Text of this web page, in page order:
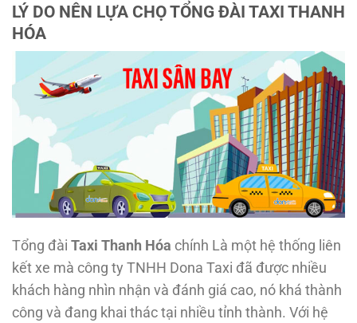
LÝ DO NÊN LỰA CHỌ TỔNG ĐÀI TAXI THANH
HÓA
Tổng đài Taxi Thanh Hóa chính Là một hệ thống liên
kết xe mà công ty TNHH Dona Taxi đã được nhiều
khách hàng nhìn nhận và đánh giá cao, nó khá thành
công và đang khai thác tại nhiều tỉnh thành. Với hệ